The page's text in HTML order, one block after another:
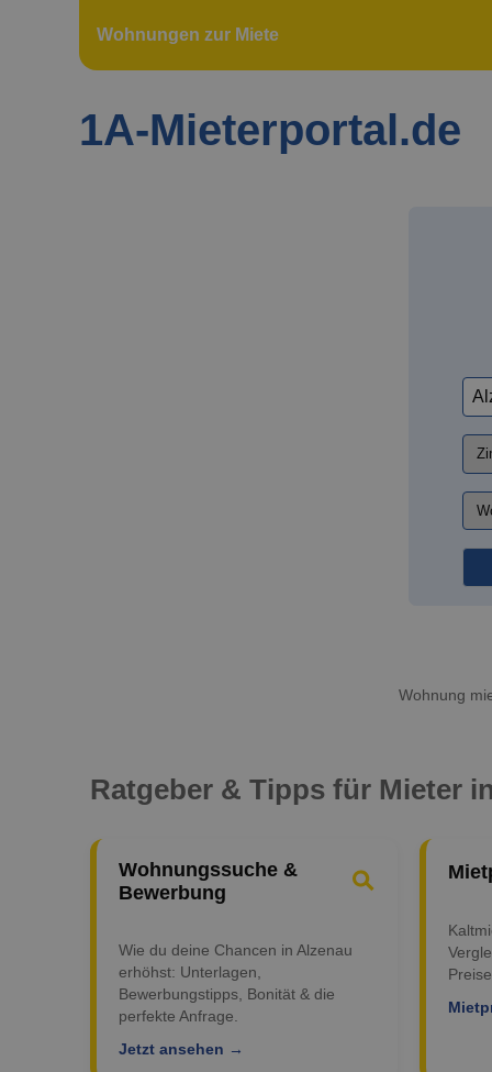
Wohnungen zur Miete
1A-Mieterportal.de
Wohnung
Ratgeber & Tipps für Mieter
Wohnungssuche &
Bewerbung
Wie du deine Chancen in Alzenau
erhöhst: Unterlagen,
Bewerbungstipps, Bonität & die
perfekte Anfrage.
Jetzt ansehen →